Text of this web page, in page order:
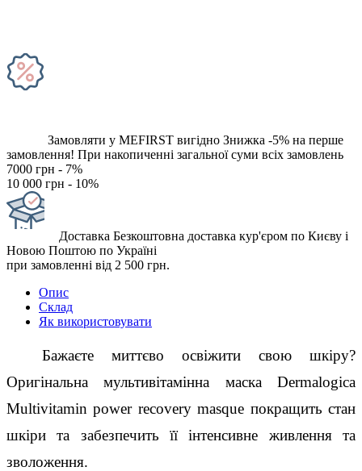
Замовляти у MEFIRST вигідно Знижка -5% на перше
замовлення! При накопиченні загальної суми всіх замовлень
7000 грн - 7%
10 000 грн - 10%
Доставка Безкоштовна доставка кур'єром по Києву і
Новою Поштою по Україні
при замовленні від 2 500 грн.
Опис
Склад
Як використовувати
Бажаєте миттєво освіжити свою шкіру?
Оригінальна мультивітамінна маска Dermalogica
Multivitamin power recovery masque покращить стан
шкіри та забезпечить її інтенсивне живлення та
зволоження.